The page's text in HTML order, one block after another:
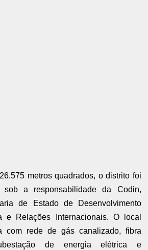
metros quadrados, o distrito foi
sob a responsabilidade da Codin,
de Estado de Desenvolvimento
e Relações Internacionais. O local
com rede de gás canalizado, fibra
de energia elétrica e